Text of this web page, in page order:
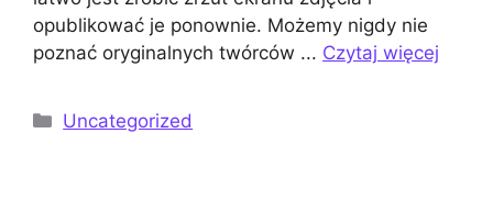
opublikować je ponownie. Możemy nigdy nie
poznać oryginalnych twórców ... Czytaj więcej
Kategorie
Uncategorized